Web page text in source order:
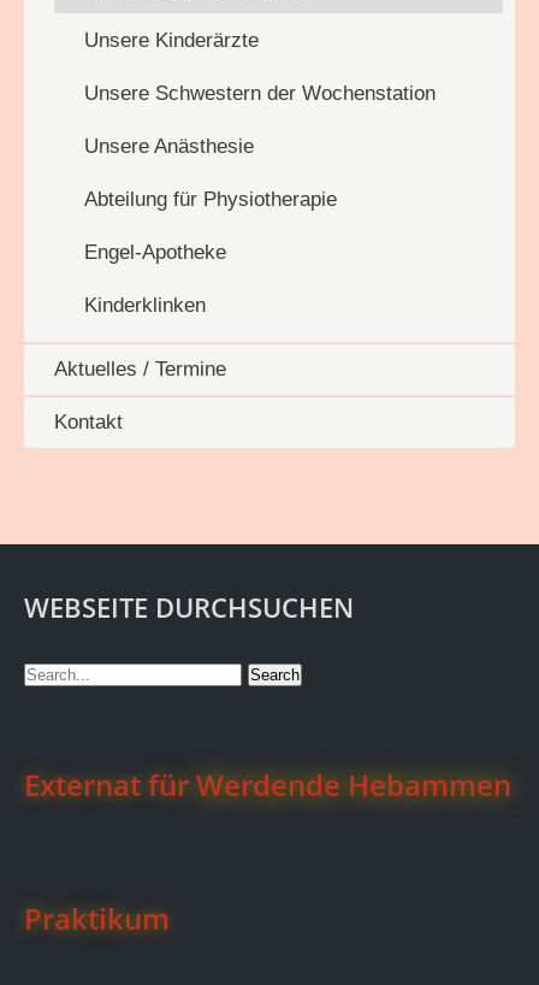
Unsere Kinderärzte
Unsere Schwestern der Wochenstation
Unsere Anästhesie
Abteilung für Physiotherapie
Engel-Apotheke
Kinderklinken
Aktuelles / Termine
Kontakt
WEBSEITE DURCHSUCHEN
Externat fürWerdende Hebammen
Praktikum